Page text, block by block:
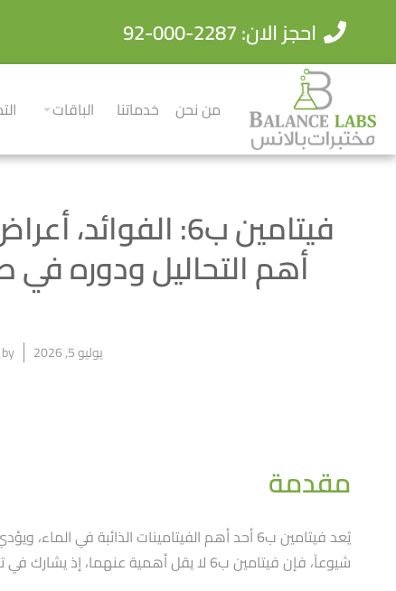
احجز الان: 2287-000-92
من نحن خدماتنا الباقات
فيتامين ب6:
أهم التحاليل ودوره
يوليو 5, 2026 by
مقدمة
شيوعاََ، فإن فيتامين ب6 لا يقل أهمية عنهما، إذ يشارك في تصنيع النواقل العصبية، واستقلاب البروتينات، وتكوين خلايا الدم الحمراء، ودعم الجهاز المناعي، والحفاظ على صحة الأعصاب والدماغ.